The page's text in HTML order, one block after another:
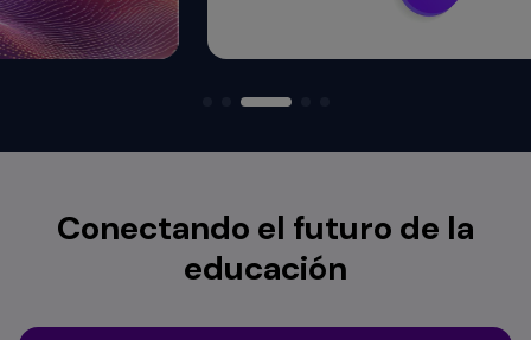
Conectando el futuro de la
educación